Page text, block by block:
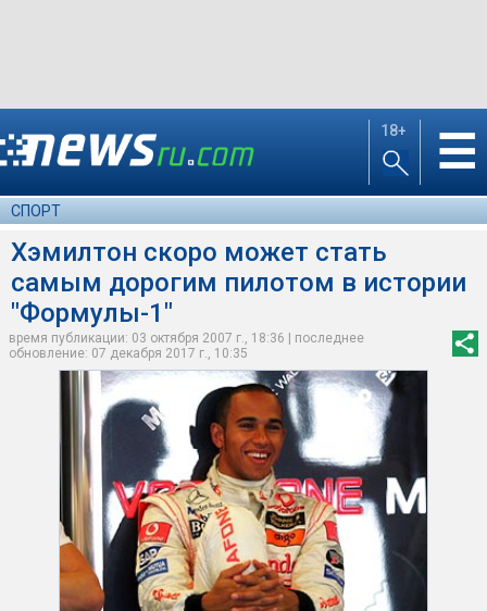
18+ ☰
СПОРТ
Хэмилтон скоро может стать
самым дорогим пилотом в истории
"Формулы-1"
время публикации: 03 октября 2007 г., 18:36 | последнее
обновление: 07 декабря 2017 г., 10:35